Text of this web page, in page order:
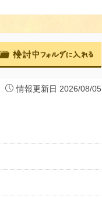
情報更新日 2026/08/05